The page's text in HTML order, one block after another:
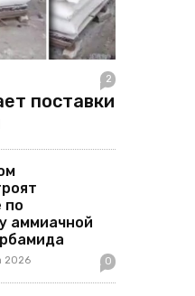
2
поставки
по
аммиачной
2026 0